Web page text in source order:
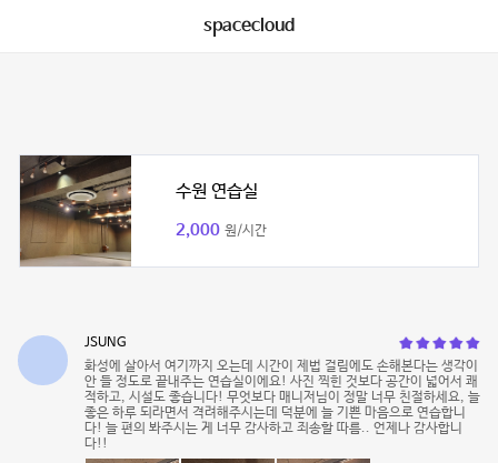
spacecloud
수원 연습실
2,000 원/시간
JSUNG
화성에 살아서 여기까지 오는데 시간이 제법 걸림에도 손해본다는 생각이
안 들 정도로 끝내주는 연습실이에요! 사진 찍힌 것보다 공간이 넓어서 쾌
적하고, 시설도 좋습니다! 무엇보다 매니저님이 정말 너무 친절하세요, 늘
좋은 하루 되라면서 격려해주시는데 덕분에 늘 기쁜 마음으로 연습합니
다! 늘 편의 봐주시는 게 너무 감사하고 죄송할 따름.. 언제나 감사합니
다!!